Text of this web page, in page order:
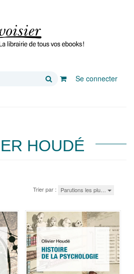
Rechercher
Se connecter
HOUDÉ
Trier par : Parutions les plu…